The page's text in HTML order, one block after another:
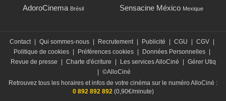
AdoroCinema Brésil Sensacine México Mexique
Contact Qui sommes-nous Recrutement Publicité CGU CGV
Politique de cookies
Préférences cookies Données Personnelles
Revue de presse
Charte d'écriture Les services AlloCiné
Gérer Utiq
©AlloCiné
Retrouvez tous les horaires et infos de votre cinéma sur le numéro AlloCiné :
0 892 892 892(0,90€/minute)